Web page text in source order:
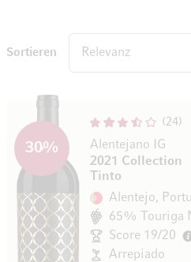
Sortieren
24
Alentejano IG
2021 Collection
Tinto
30%
Alentejo,
Score 19/20
Arrepiado